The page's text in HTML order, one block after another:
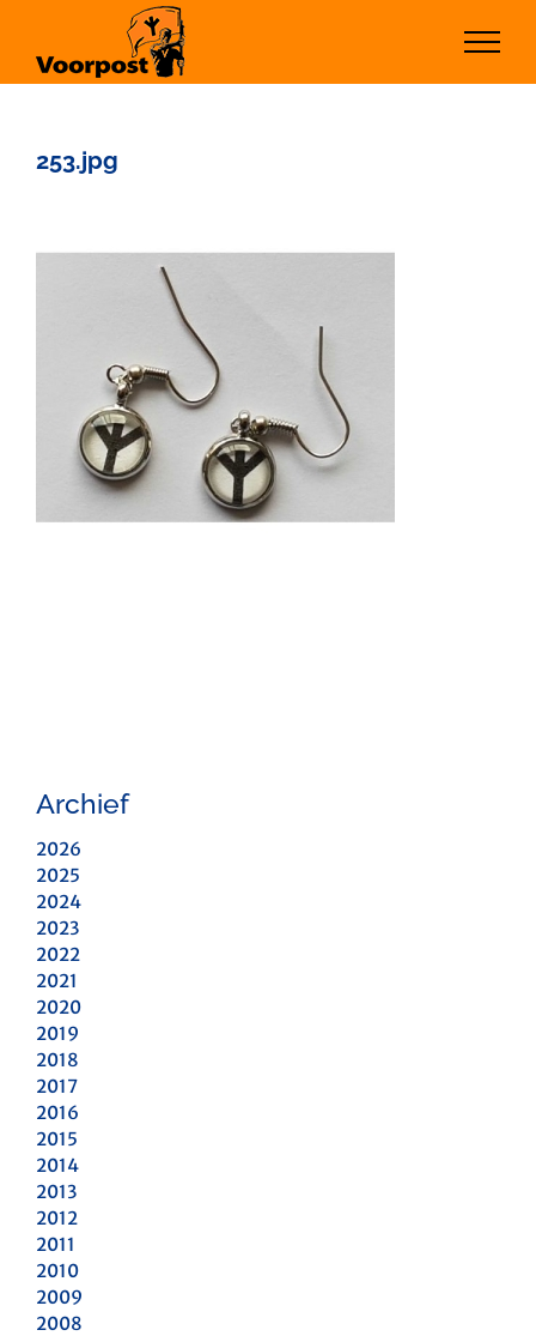
inhoud
253.jpg
Archief
2026
2025
2024
2023
2022
2021
2020
2019
2018
2017
2016
2015
2014
2013
2012
2011
2010
2009
2008